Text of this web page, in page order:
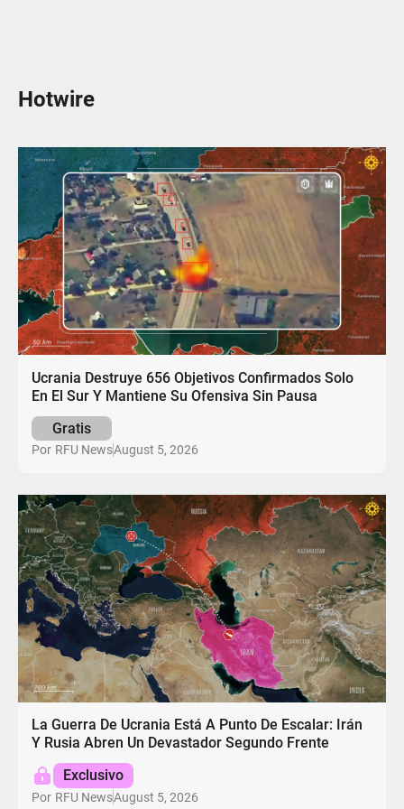
Hotwire
Ucrania Destruye 656 Objetivos Confirmados Solo
En El Sur Y Mantiene Su Ofensiva Sin Pausa
Gratis
Por RFU NewsAugust 5, 2026
La Guerra De Ucrania Está A Punto De Escalar: Irán
Y Rusia Abren Un Devastador Segundo Frente
Exclusivo
Por RFU NewsAugust 5, 2026